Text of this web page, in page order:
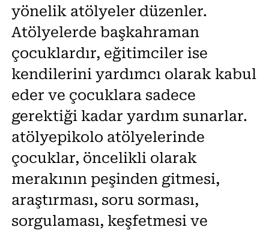
yönelik atölyeler düzenler.
Atölyelerde başkahraman
çocuklardır, eğitimciler ise
kendilerini yardımcı olarak kabul
eder ve çocuklara sadece
gerektiği kadar yardım sunarlar.
atölyepikolo atölyelerinde
çocuklar, öncelikli olarak
merakının peşinden gitmesi,
araştırması, soru sorması,
sorgulaması, keşfetmesi ve